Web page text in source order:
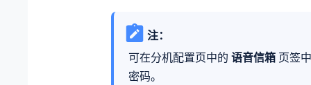
注：
可在分机配置页中的 语音信箱页签
密码。